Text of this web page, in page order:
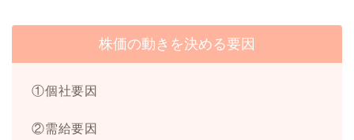
株価の動きを決める要因
①個社要因
②需給要因